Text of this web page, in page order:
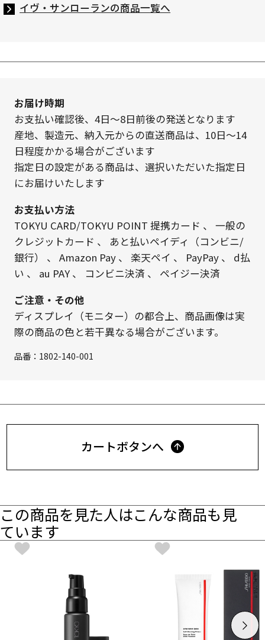
イヴ・サンローランの商品一覧へ
お届け時期
お支払い確認後、4日～8日前後の発送となります
産地、製造元、納入元からの直送商品は、10日～14
日程度かかる場合がございます
指定日の設定がある商品は、選択いただいた指定日
にお届けいたします
お支払い方法
TOKYU CARD/TOKYU POINT 提携カード 、 一般の
クレジットカード 、 あと払いペイディ（コンビニ/
銀行）
、 Amazon Pay、 楽天ペイ 、 PayPay、 d払
い 、 au PAY、 コンビニ決済 、 ペイジー決済
ご注意・その他
ディスプレイ（モニター）の都合上、商品画像は実
際の商品の色と若干異なる場合がございます。
品番： 1802-140-001
カートボタンへ
この商品を見た人はこんな商品も見
ています